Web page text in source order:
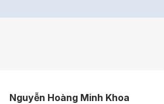
Nguyễn Hoàng Minh Khoa